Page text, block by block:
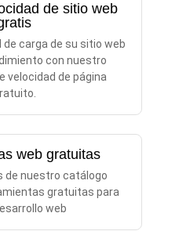
de sitio web
de carga de su sitio web
con nuestro
velocidad de página
web gratuitas
de nuestro catálogo
gratuitas para
web